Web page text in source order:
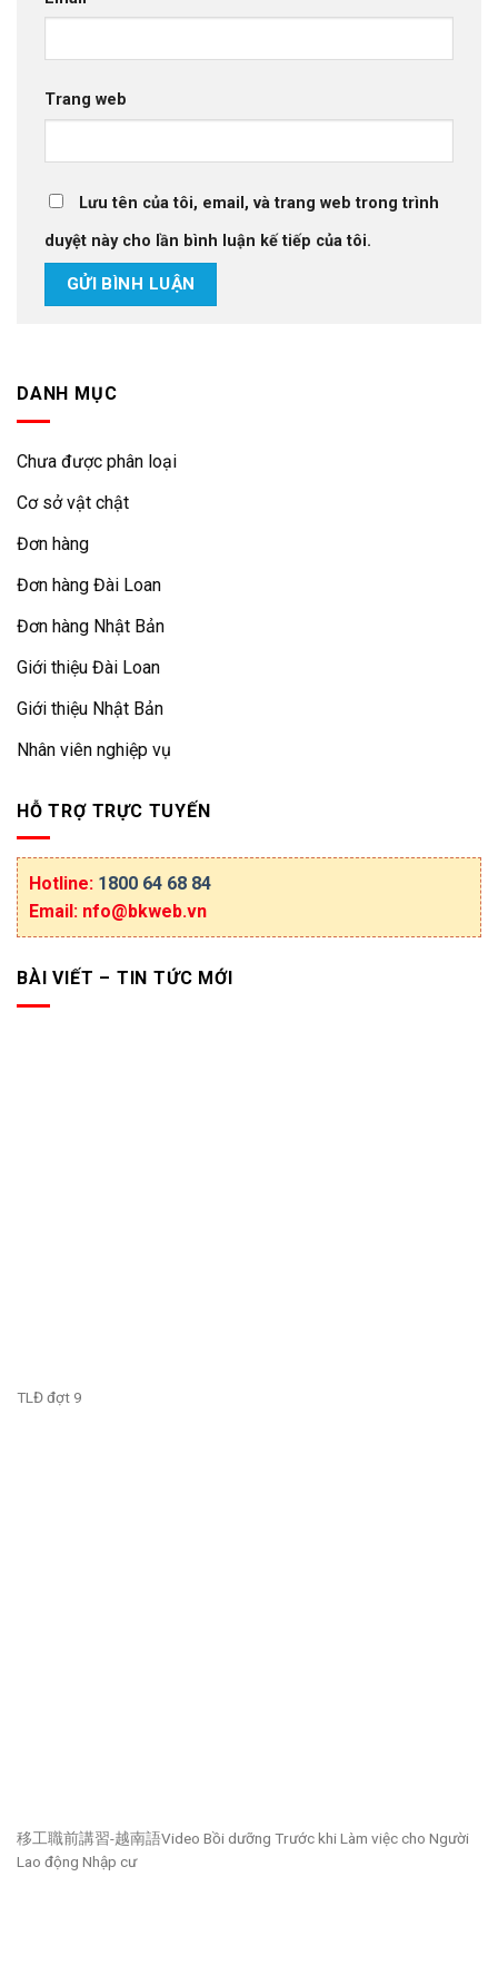
Trang web
Lưu tên của tôi, email, và trang web trong trình
duyệt này cho lần bình luận kế tiếp của tôi.
DANH MỤC
Chưa được phân loại
Cơ sở vật chật
Đơn hàng
Đơn hàng Đài Loan
Đơn hàng Nhật Bản
Giới thiệu Đài Loan
Giới thiệu Nhật Bản
Nhân viên nghiệp vụ
HỖ TRỢ TRỰC TUYẾN
Hotline: 1800 64 68 84
Email: nfo@bkweb.vn
BÀI VIẾT – TIN TỨC MỚI
TLĐ đợt 9
移工職前講習-越南語Video Bồi dưỡng Trước khi Làm việc cho Người
Lao động Nhập cư